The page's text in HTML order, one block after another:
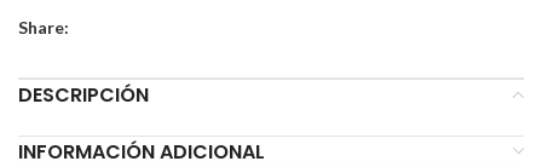
Share:
DESCRIPCIÓN
INFORMACIÓN ADICIONAL